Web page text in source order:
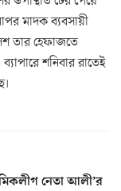
মাদক ব্যবসায়ী
তার হেফাজতে
শনিবার রাতেই
নেতা আলী’র